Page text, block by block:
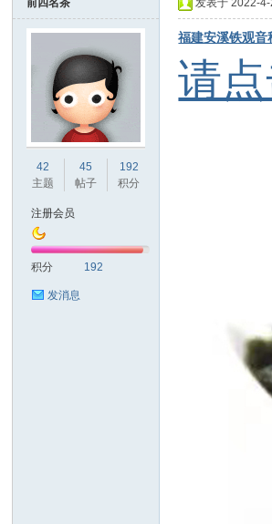
前四名茶
42
主题
45
帖子
192
积分
注册会员
积分 192
发消息
发表于 2022-
福建安溪铁观
请